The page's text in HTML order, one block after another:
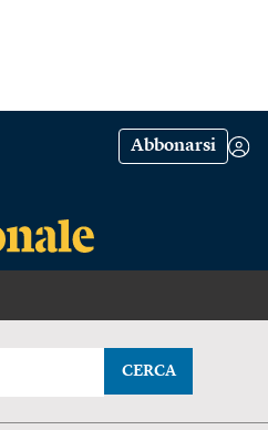
Abbonarsi
CERCA